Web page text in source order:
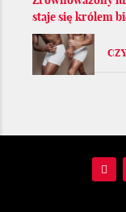
staje się królem